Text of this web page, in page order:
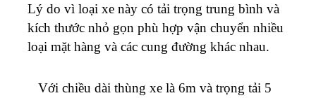
Lý do vì loại xe này có tải trọng trung bình và
kích thước nhỏ gọn phù hợp vận chuyển nhiều
loại mặt hàng và các cung đường khác nhau.
Với chiều dài thùng xe là 6m và trọng tải 5